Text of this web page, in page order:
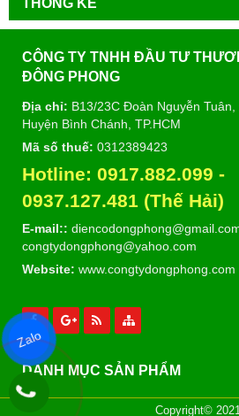
CÔNG TY TNHH ĐẦU TƯ
ĐÔNG PHONG
Địa chỉ: B13/23C Đoàn Nguyễn Tuân,
Huyện Bình Chánh, TP.HCM
Mã số thuế: 0312389423
Hotline: 0917.882.099 -
0937.127.481 (Thế Hải)
E-mail::
congtydongphong@yahoo.com
Website: www.congtydongphong.com
DANH MỤC SẢN PHẨM
Copyright©
Zalo